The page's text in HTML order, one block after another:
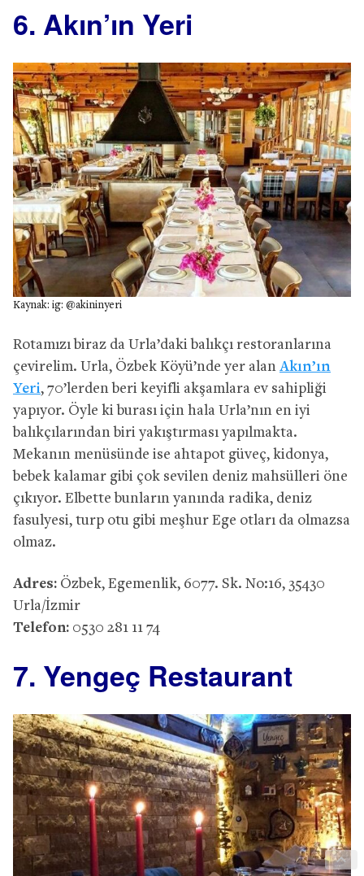
6. Akın’ın Yeri
Kaynak: ig: @akininyeri
Rotamızı biraz da Urla’daki balıkçı restoranlarına
çevirelim. Urla, Özbek Köyü’nde yer alan Akın’ın
Yeri, 70’lerden beri keyifli akşamlara ev sahipliği
yapıyor. Öyle ki burası için hala Urla’nın en iyi
balıkçılarından biri yakıştırması yapılmakta.
Mekanın menüsünde ise ahtapot güveç, kidonya,
bebek kalamar gibi çok sevilen deniz mahsülleri öne
çıkıyor. Elbette bunların yanında radika, deniz
fasulyesi, turp otu gibi meşhur Ege otları da olmazsa
olmaz.
Adres: Özbek, Egemenlik, 6077. Sk. No:16, 35430
Urla/İzmir
Telefon: 0530 281 11 74
7. Yengeç Restaurant